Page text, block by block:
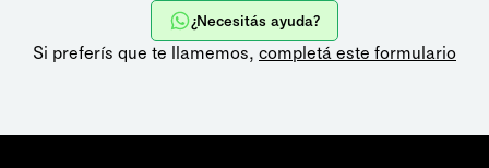
¿Necesitás ayuda?
Si preferís que te llamemos, completá este formulario